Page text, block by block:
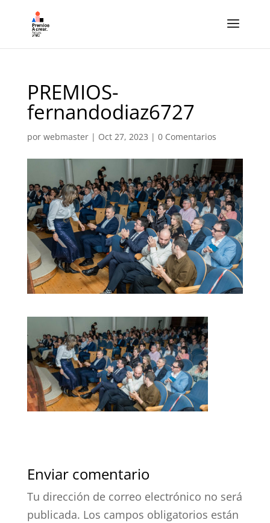
PREMIOS-
fernandodiaz6727
por webmaster| Oct 27, 2023 | 0 Comentarios
Enviar comentario
Tu dirección de correo electrónico no será
publicada. Los campos obligatorios están